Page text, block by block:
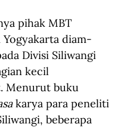
pihak MBT
Yogyakarta diam-
Divisi Siliwangi
kecil
Menurut buku
karya para peneliti
beberapa